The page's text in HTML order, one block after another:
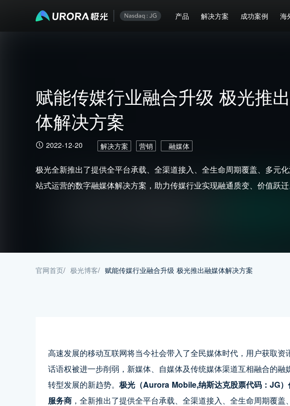
产品 解决方案 成功案例 海
赋能传媒行业融合升级 极光推
体解决方案
2022-12-20 解决方案 营销 融媒体
极光全新推出了提供全平台承载、全渠道接入、全生命周期覆盖、多元
站式运营的数字融媒体解决方案，助力传媒行业实现融通质变、价值跃迁
官网首页/ 极光博客/ 赋能传媒行业融合升级 极光推出融媒体解决方案
高速发展的移动互联网将当今社会带入了全民媒体时代，用户获取
话语权被进一步削弱，新媒体、自媒体及传统媒体渠道互相融合的
转型发展的新趋势。 极光（Aurora Mobile,纳斯达克股票代码：JG
服务商 ，全新推出了提供全平台承载、全渠道接入、全生命周期覆